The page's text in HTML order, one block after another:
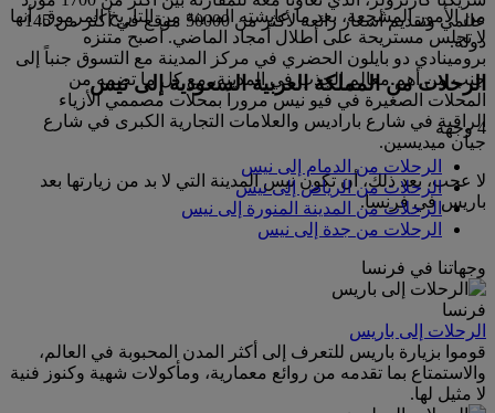
من الأمور المشجعة، بعد ما عايشته المدينة من التاريخ المرموق، أنها
لا تجلس مستريحة على أطلال أمجاد الماضي. أصبح متنزه
برومينادي دو بايلون الحضري في مركز المدينة مع التسوق جنباً إلى
جنب من أهم معالم الجذب في المدينة، مع كل ما تضمه من
المحلات الصغيرة في فيو نيس مروراً بمحلات مصممي الأزياء
الراقية في شارع باراديس والعلامات التجارية الكبرى في شارع
جيان ميديسين.
لا عجب، بعد ذلك، أن تكون نيس المدينة التي لا بد من زيارتها بعد
باريس في فرنسا.
عالمي وتقديم أسعار رائعة لأكثر من 50000 موقع في أكثر من 145
دولة.
الرحلات من المملكة العربية السعودية إلى نيس
4 وجهة
الرحلات من الدمام إلى نيس
الرحلات من الرياض إلى نيس
الرحلات من المدينة المنورة إلى نيس
الرحلات من جدة إلى نيس
وجهاتنا في فرنسا
فرنسا
الرحلات إلى باريس
قوموا بزيارة باريس للتعرف إلى أكثر المدن المحبوبة في العالم،
والاستمتاع بما تقدمه من روائع معمارية، ومأكولات شهية وكنوز فنية
لا مثيل لها.